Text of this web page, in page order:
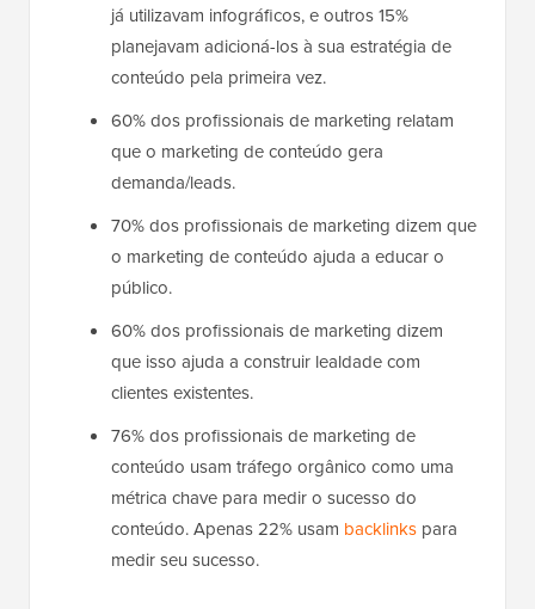
já utilizavam infográficos, e outros 15%
planejavam adicioná-los à sua estratégia de
conteúdo pela primeira vez.
60% dos profissionais de marketing relatam
que o marketing de conteúdo gera
demanda/leads.
70% dos profissionais de marketing dizem que
o marketing de conteúdo ajuda a educar o
público.
60% dos profissionais de marketing dizem
que isso ajuda a construir lealdade com
clientes existentes.
76% dos profissionais de marketing de
conteúdo usam tráfego orgânico como uma
métrica chave para medir o sucesso do
conteúdo. Apenas 22% usam backlinks para
medir seu sucesso.